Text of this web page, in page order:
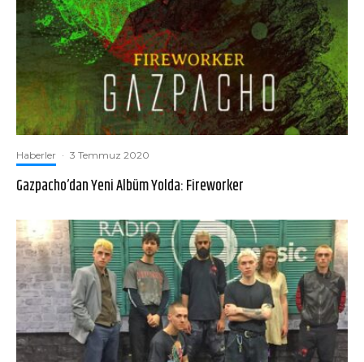
Haberler · 3 Temmuz 2020
Gazpacho’dan Yeni Albüm Yolda: Fireworker